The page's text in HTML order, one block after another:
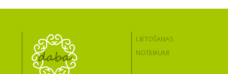
LIETOŠANAS
NOTEIKUMI